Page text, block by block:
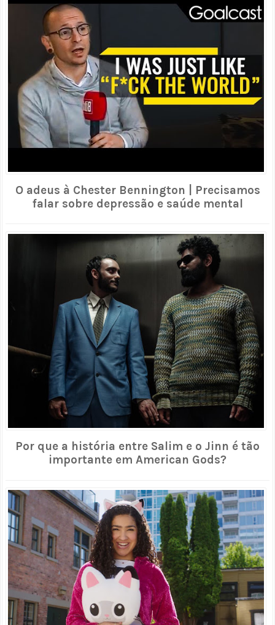
O adeus à Chester Bennington | Precisamos
falar sobre depressão e saúde mental
Por que a história entre Salim e o Jinn é tão
importante em American Gods?